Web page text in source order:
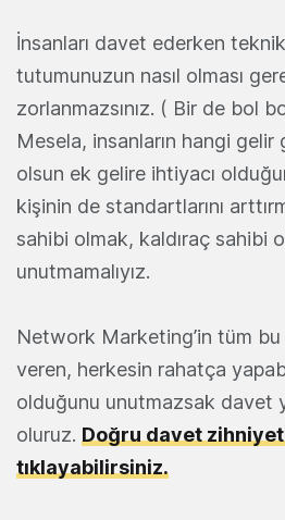
İnsanları davet ederken
tutumunuzun nasıl olması
zorlanmazsınız. ( Bir de bol
Mesela, insanların hangi gelir
olsun ek gelire ihtiyacı
kişinin de standartlarını
sahibi olmak, kaldıraç sahibi
unutmamalıyız.
Network Marketing’in tüm
veren, herkesin rahatça
olduğunu unutmazsak davet
oluruz. Doğru davet
tıklayabilirsiniz.